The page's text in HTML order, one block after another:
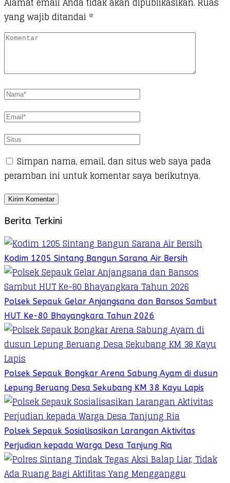
yang wajib ditandai *
Simpan nama, email, dan situs web saya pada
peramban ini untuk komentar saya berikutnya.
Berita Terkini
Kodim 1205 Sintang Bangun Sarana Air Bersih
Polsek Sepauk Gelar Anjangsana dan Bansos Sambut
HUT Ke-80 Bhayangkara Tahun 2026
Polsek Sepauk Bongkar Arena Sabung Ayam di dusun
Lepung Beruang Desa Sekubang KM 38 Kayu Lapis
Polsek Sepauk Sosialisasikan Larangan Aktivitas
Perjudian kepada Warga Desa Tanjung Ria